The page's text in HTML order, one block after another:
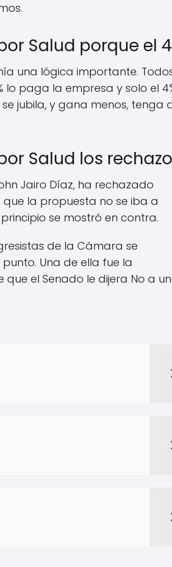
Salud porque el
una lógica importante.
lo paga la empresa y solo el
jubila, y gana menos, tenga
Salud los
Jairo Díaz, ha rechazado
la propuesta no se iba a
se mostró en contra.
de la Cámara se
Una de ella fue la
el Senado le dijera No a